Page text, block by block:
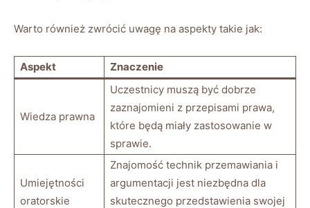
Warto również zwrócić uwagę na aspekty takie jak:
Aspekt Znaczenie
Wiedza prawna
Uczestnicy muszą być dobrze
zaznajomieni z przepisami prawa,
które będą miały zastosowanie w
sprawie.
Umiejętności
oratorskie
Znajomość technik przemawiania i
argumentacji jest niezbędna dla
skutecznego przedstawienia swojej